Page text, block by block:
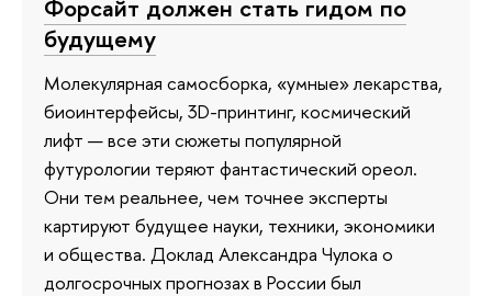
Форсайт должен стать гидом по
будущему
Молекулярная самосборка, «умные» лекарства,
биоинтерфейсы, 3D-принтинг, космический
лифт — все эти сюжеты популярной
футурологии теряют фантастический ореол.
Они тем реальнее, чем точнее эксперты
картируют будущее науки, техники, экономики
и общества. Доклад Александра Чулока о
долгосрочных прогнозах в России был